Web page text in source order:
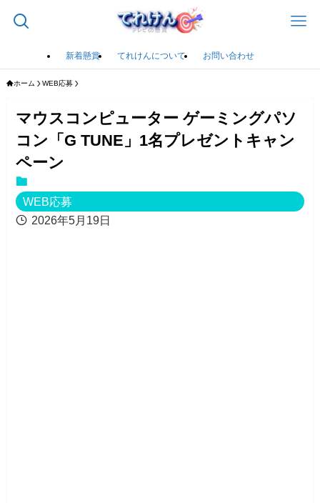
新着懸賞 てれけんについて お問い合わせ
ホーム WEB応募
マウスコンピューター ゲーミングパソ
コン「G TUNE」1名プレゼントキャン
ペーン
WEB応募
2026年5月19日